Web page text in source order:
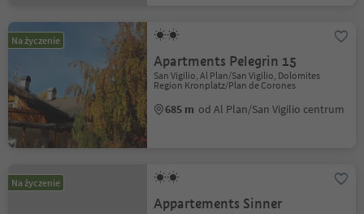
Na życzenie
Apartments Pelegrin 15
San Vigilio, Al Plan/San Vigilio, Dolomites
Region Kronplatz/Plan de Corones
685 m od Al Plan/San Vigilio centrum
Na życzenie
Appartements Sinner